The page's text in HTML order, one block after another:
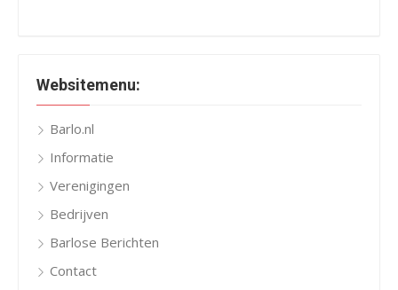
Websitemenu:
Barlo.nl
Informatie
Verenigingen
Bedrijven
Barlose Berichten
Contact